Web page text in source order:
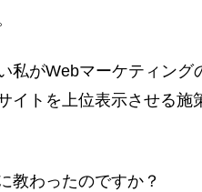
私がWebマーケティング
イトを上位表示させる施
わったのですか？